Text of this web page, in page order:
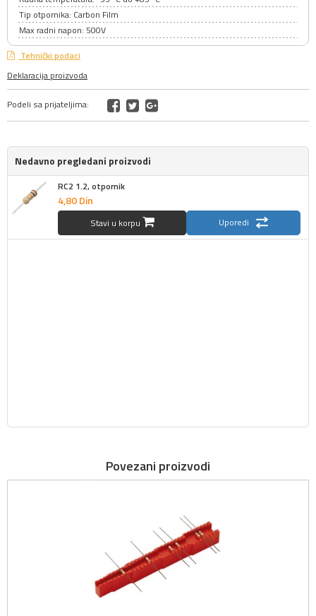
Tip otpornika: Carbon Film
Max radni napon: 500V
Tehnički podaci
Deklaracija proizvoda
Podeli sa prijateljima:
Nedavno pregledani proizvodi
RC2 1.2, otpornik
4,80Din
Stavi u korpu Uporedi
Povezani proizvodi